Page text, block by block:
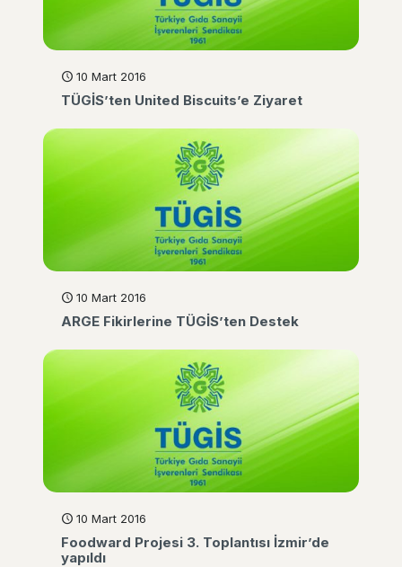
10 Mart 2016
TÜGİS’ten United Biscuits’e Ziyaret
10 Mart 2016
ARGE Fikirlerine TÜGİS’ten Destek
10 Mart 2016
Foodward Projesi 3. Toplantısı İzmir’de
yapıldı